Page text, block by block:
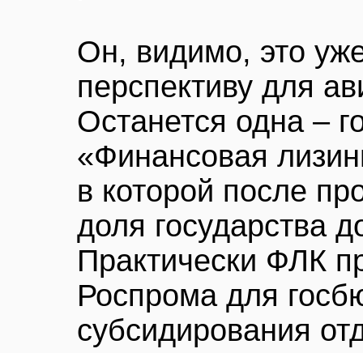
Он, видимо, это
перспективу для
Останется одна –
«Финансовая
в которой после
доля государства
Практически ФЛК
Роспрома для
субсидирования